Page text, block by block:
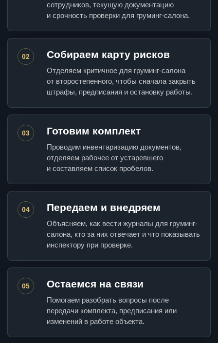
сотрудников, текущую документацию
и срочность проверки для груминг-салона.
02 Собираем карту рисков
Отделяем критичное для груминг-салона
от второстепенного, чтобы сначала закрыть
штрафы, предписания и остановку работы.
03 Готовим комплект
Проводим инвентаризацию документов,
отделяем рабочее от устаревшего
и составляем список пробелов.
04 Передаем и внедряем
Объясняем, как вести журналы для груминг-
салона, кто за них отвечает и что показывать
инспектору при проверке.
05 Остаемся на связи
Помогаем разобрать вопросы после
передачи комплекта, предписания или
изменений в работе объекта.